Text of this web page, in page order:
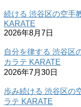
続ける 渋谷区の空手
KARATE
2026年8月7日
自分を律する 渋谷区
カラテ KARATE
2026年7月30日
歩み続ける 渋谷区の
ラテ KARATE